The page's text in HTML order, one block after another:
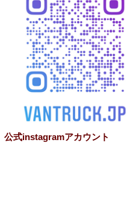
公式instagramアカウント